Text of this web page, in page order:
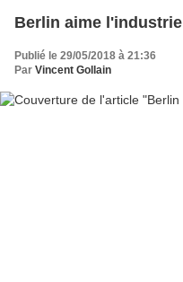
Berlin aime l'industrie
Publié le 29/05/2018 à 21:36
Par Vincent Gollain